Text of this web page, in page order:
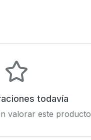
todavía
valorar este producto